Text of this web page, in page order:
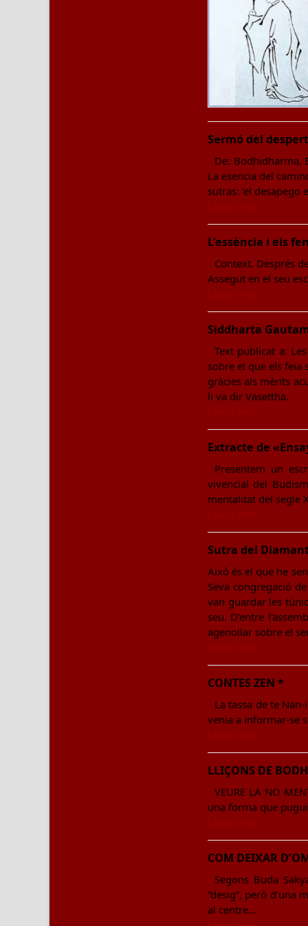
Sermó del
De: Bodhidharma.
La esencia del
sutras: ‘el
L’essència i els
Context. Després
Assegut en el seu
Siddharta
Text publicat a:
sobre el que els feia
gràcies als mèrits
li va dir Vasettha.
Extracte de
Presentem un
vivencial del
mentalitat del segle
Sutra del
Això és el que he
Seva congregació
van guardar les
seu. D'entre
agenollar sobre el
CONTES ZEN *
La tassa de te
venia a informar-se
LLIÇONS DE
VEURE LA NO
una forma que
COM DEIXAR
Segons Buda
“desig”, però d’una
al centre…